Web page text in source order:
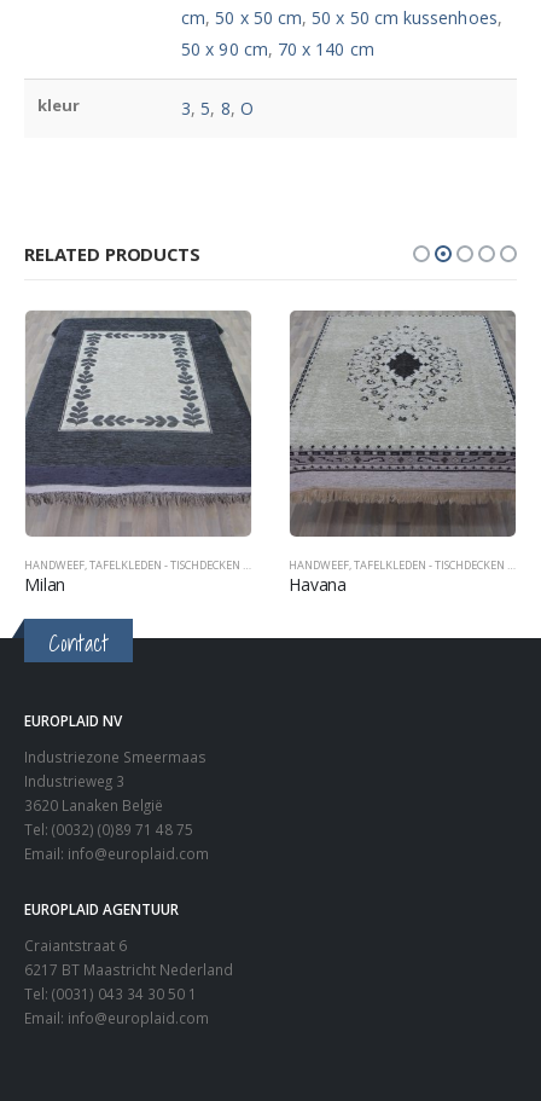
cm,50 x 50 cm,50 x 50 cm kussenhoes,
50 x 90 cm, 70 x 140 cm
kleur 3,5, 8, O
RELATED PRODUCTS
HANDWEEF,TAFELKLEDEN - TISCHDECKEN - TABLECOVERS
Milan
HANDWEEF,TAFELKLEDEN - TISCHDECKEN - TABLECOVERS
Havana
Contact
EUROPLAID NV
Industriezone Smeermaas
Industrieweg 3
3620 Lanaken België
Tel: (0032) (0)89 71 48 75
Email: info@europlaid.com
EUROPLAID AGENTUUR
Craiantstraat 6
6217 BT Maastricht Nederland
Tel: (0031) 043 34 30 50 1
Email: info@europlaid.com